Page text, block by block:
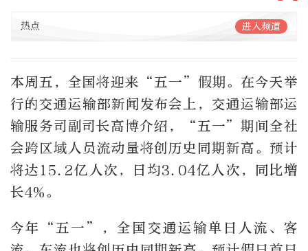
热点 进入频道
本周五，全国将迎来 “五一” 假期。 在今天举
行的交通运输部新闻发布会上，交通运输部运
输服务司副司长高博介绍，“五一”期间全社
会跨区域人员流动量将创历史同期新高。预计
将达15.2亿人次，日均3.04亿人次，同比增
长4%。
今年“五一”，全国交通运输单日人流、客